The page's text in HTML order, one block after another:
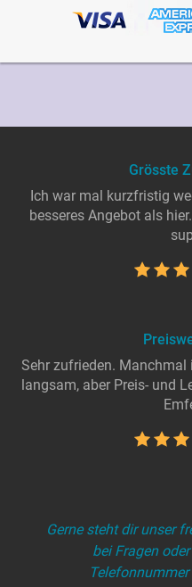
Grösste
Ich war mal kurzfristig
besseres Angebot als
Sehr zufrieden.
langsam, aber Preis- und
Gerne steht dir unser
bei Fragen